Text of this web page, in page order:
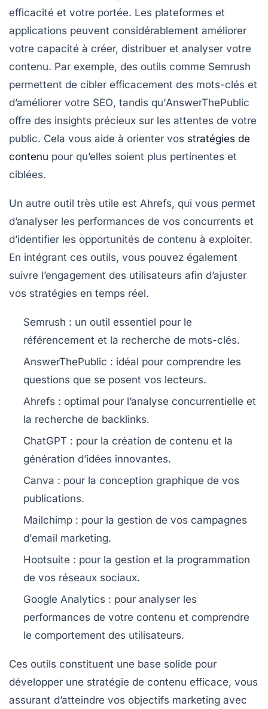
efficacité et votre portée. Les plateformes et
applications peuvent considérablement améliorer
votre capacité à créer, distribuer et analyser votre
contenu. Par exemple, des outils comme Semrush
permettent de cibler efficacement des mots-clés et
d’améliorer votre SEO, tandis qu’AnswerThePublic
offre des insights précieux sur les attentes de votre
public. Cela vous aide à orienter vos stratégies de
contenu pour qu’elles soient plus pertinentes et
ciblées.
Un autre outil très utile est Ahrefs, qui vous permet
d’analyser les performances de vos concurrents et
d’identifier les opportunités de contenu à exploiter.
En intégrant ces outils, vous pouvez également
suivre l’engagement des utilisateurs afin d’ajuster
vos stratégies en temps réel.
Semrush : un outil essentiel pour le
référencement et la recherche de mots-clés.
AnswerThePublic : idéal pour comprendre les
questions que se posent vos lecteurs.
Ahrefs : optimal pour l’analyse concurrentielle et
la recherche de backlinks.
ChatGPT : pour la création de contenu et la
génération d’idées innovantes.
Canva : pour la conception graphique de vos
publications.
Mailchimp : pour la gestion de vos campagnes
d’email marketing.
Hootsuite : pour la gestion et la programmation
de vos réseaux sociaux.
Google Analytics : pour analyser les
performances de votre contenu et comprendre
le comportement des utilisateurs.
Ces outils constituent une base solide pour
développer une stratégie de contenu efficace, vous
assurant d’atteindre vos objectifs marketing avec